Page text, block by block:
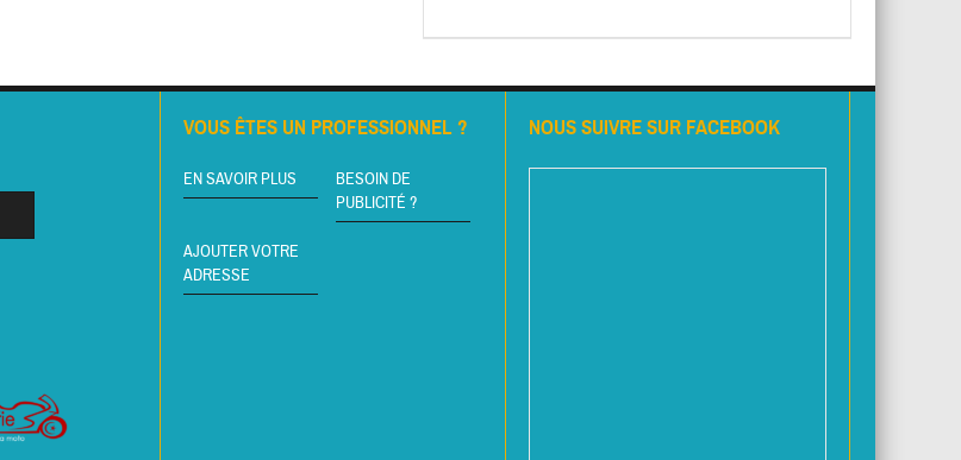
VOUS ÊTES UN PROFESSIONNEL ?
EN SAVOIR PLUS
BESOIN DE
PUBLICITÉ ?
AJOUTER VOTRE
ADRESSE
NOUS SUIVRE SUR FACEBOOK